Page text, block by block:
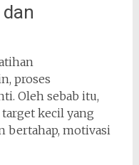
proses
Oleh sebab itu,
kecil yang
bertahap, motivasi